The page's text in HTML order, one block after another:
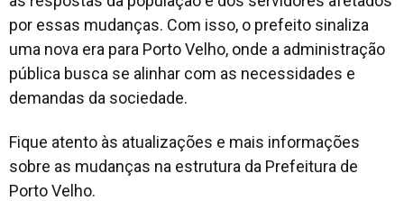
por essas mudanças. Com isso, o prefeito sinaliza
uma nova era para Porto Velho, onde a administração
pública busca se alinhar com as necessidades e
demandas da sociedade.
Fique atento às atualizações e mais informações
sobre as mudanças na estrutura da Prefeitura de
Porto Velho.